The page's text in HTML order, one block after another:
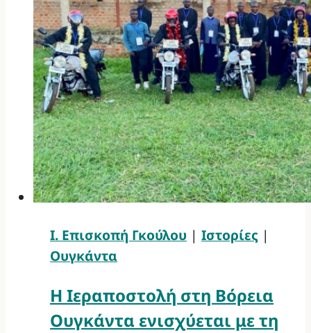
Ι. Επισκοπή Γκούλου | Ιστορίες |
Ουγκάντα
Η Ιεραποστολή στη Βόρεια
Ουγκάντα ενισχύεται με τη